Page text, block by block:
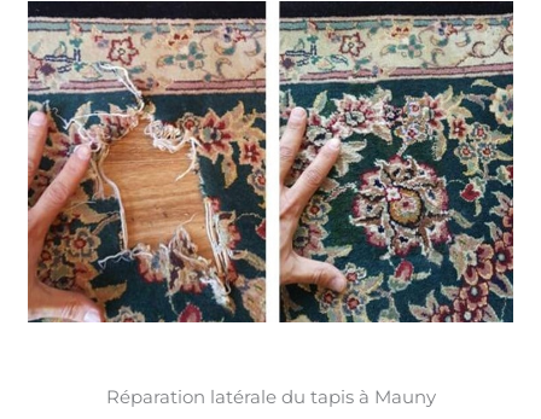
Réparation latérale du tapis à Mauny